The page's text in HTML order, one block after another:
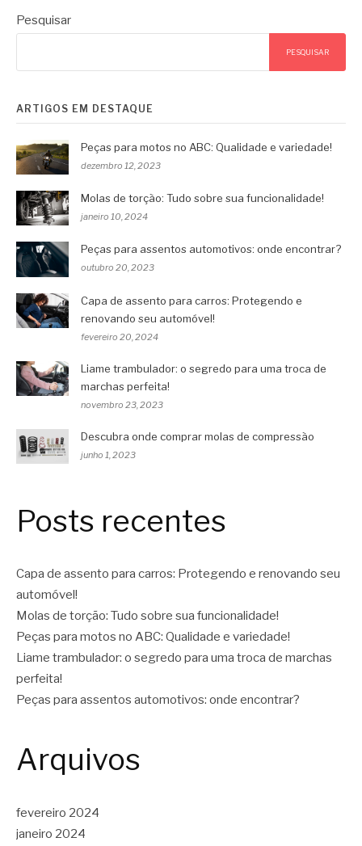
Pesquisar
PESQUISAR
ARTIGOS EM DESTAQUE
Peças para motos no ABC: Qualidade e variedade!
dezembro 12, 2023
Molas de torção: Tudo sobre sua funcionalidade!
janeiro 10, 2024
Peças para assentos automotivos: onde encontrar?
outubro 20, 2023
Capa de assento para carros: Protegendo e
renovando seu automóvel!
fevereiro 20, 2024
Liame trambulador: o segredo para uma troca de
marchas perfeita!
novembro 23, 2023
Descubra onde comprar molas de compressão
junho 1, 2023
Posts recentes
Capa de assento para carros: Protegendo e renovando seu
automóvel!
Molas de torção: Tudo sobre sua funcionalidade!
Peças para motos no ABC: Qualidade e variedade!
Liame trambulador: o segredo para uma troca de marchas
perfeita!
Peças para assentos automotivos: onde encontrar?
Arquivos
fevereiro 2024
janeiro 2024